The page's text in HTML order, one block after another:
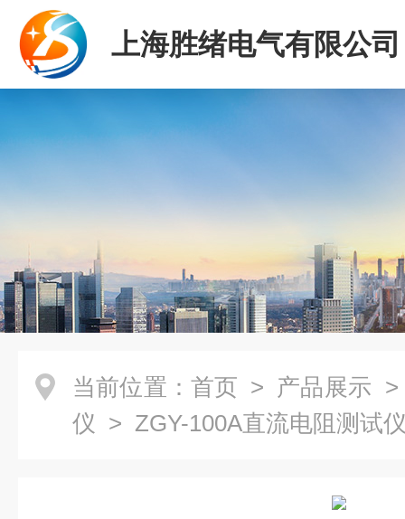
上海胜绪电气有限公司
当前位置： 首页 > 产品展示
仪 > ZGY-100A直流电阻测试